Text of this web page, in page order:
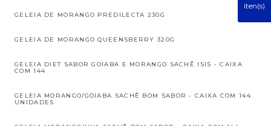
iten(s)
GELEIA DE MORANGO PREDILECTA 230G
GELEIA DE MORANGO QUEENSBERRY 320G
GELEIA DIET SABOR GOIABA E MORANGO SACHÊ ISIS - CAIXA
COM 144
GELEIA MORANGO/GOIABA SACHÊ BOM SABOR - CAIXA COM 144
UNIDADES